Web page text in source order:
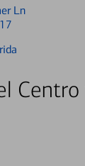
Ln